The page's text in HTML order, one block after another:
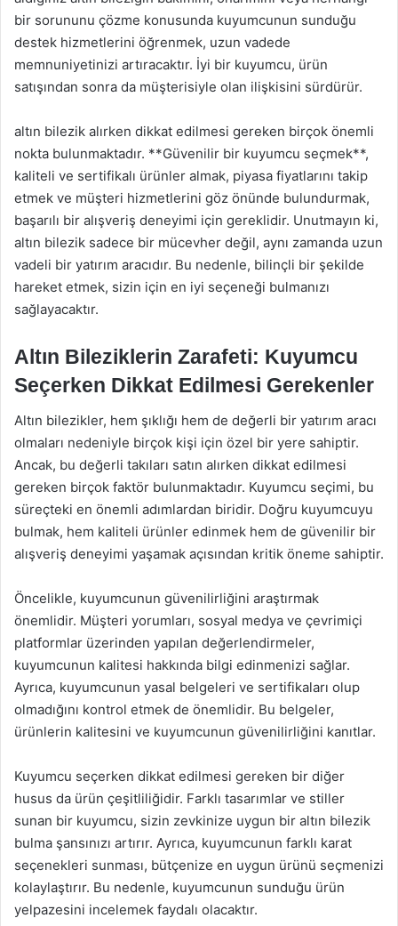
bir sorununu çözme konusunda kuyumcunun sunduğu
destek hizmetlerini öğrenmek, uzun vadede
memnuniyetinizi artıracaktır. İyi bir kuyumcu, ürün
satışından sonra da müşterisiyle olan ilişkisini sürdürür.
altın bilezik alırken dikkat edilmesi gereken birçok önemli
nokta bulunmaktadır. **Güvenilir bir kuyumcu seçmek**,
kaliteli ve sertifikalı ürünler almak, piyasa fiyatlarını takip
etmek ve müşteri hizmetlerini göz önünde bulundurmak,
başarılı bir alışveriş deneyimi için gereklidir. Unutmayın ki,
altın bilezik sadece bir mücevher değil, aynı zamanda uzun
vadeli bir yatırım aracıdır. Bu nedenle, bilinçli bir şekilde
hareket etmek, sizin için en iyi seçeneği bulmanızı
sağlayacaktır.
Altın Bileziklerin Zarafeti: Kuyumcu
Seçerken Dikkat Edilmesi Gerekenler
Altın bilezikler, hem şıklığı hem de değerli bir yatırım aracı
olmaları nedeniyle birçok kişi için özel bir yere sahiptir.
Ancak, bu değerli takıları satın alırken dikkat edilmesi
gereken birçok faktör bulunmaktadır. Kuyumcu seçimi, bu
süreçteki en önemli adımlardan biridir. Doğru kuyumcuyu
bulmak, hem kaliteli ürünler edinmek hem de güvenilir bir
alışveriş deneyimi yaşamak açısından kritik öneme sahiptir.
Öncelikle, kuyumcunun güvenilirliğini araştırmak
önemlidir. Müşteri yorumları, sosyal medya ve çevrimiçi
platformlar üzerinden yapılan değerlendirmeler,
kuyumcunun kalitesi hakkında bilgi edinmenizi sağlar.
Ayrıca, kuyumcunun yasal belgeleri ve sertifikaları olup
olmadığını kontrol etmek de önemlidir. Bu belgeler,
ürünlerin kalitesini ve kuyumcunun güvenilirliğini kanıtlar.
Kuyumcu seçerken dikkat edilmesi gereken bir diğer
husus da ürün çeşitliliğidir. Farklı tasarımlar ve stiller
sunan bir kuyumcu, sizin zevkinize uygun bir altın bilezik
bulma şansınızı artırır. Ayrıca, kuyumcunun farklı karat
seçenekleri sunması, bütçenize en uygun ürünü seçmenizi
kolaylaştırır. Bu nedenle, kuyumcunun sunduğu ürün
yelpazesini incelemek faydalı olacaktır.